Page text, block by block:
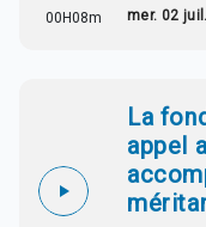
00H08m mer. 02
La
appel